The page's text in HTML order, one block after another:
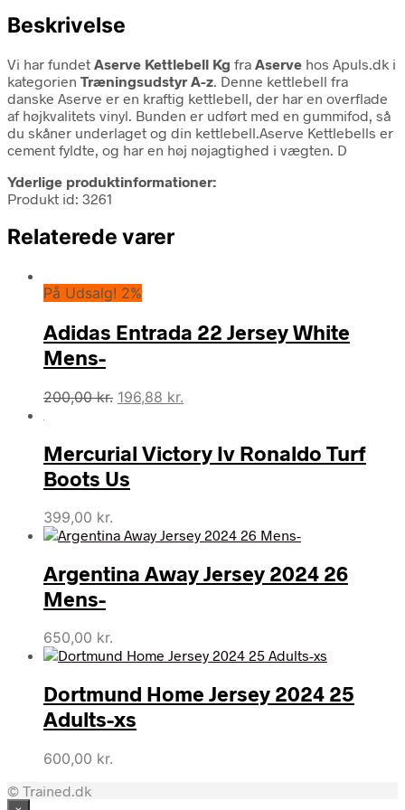
Beskrivelse
Vi har fundet Aserve Kettlebell Kg fra Aserve hos Apuls.dk i
kategorien Træningsudstyr A-z. Denne kettlebell fra
danske Aserve er en kraftig kettlebell, der har en overflade
af højkvalitets vinyl. Bunden er udført med en gummifod, så
du skåner underlaget og din kettlebell.Aserve Kettlebells er
cement fyldte, og har en høj nøjagtighed i vægten. D
Yderlige produktinformationer:
Produkt id: 3261
Relaterede varer
På Udsalg! 2%
Adidas Entrada 22 Jersey White
Mens-
200,00kr. Den
var:
200,00 kr..
196,88 kr.
er:
196,88 kr..
Mercurial Victory Iv Ronaldo Turf
Boots Us
399,00 kr.
Argentina Away Jersey 2024 26
Mens-
650,00 kr.
Dortmund Home Jersey 2024 25
Adults-xs
600,00 kr.
© Trained.dk